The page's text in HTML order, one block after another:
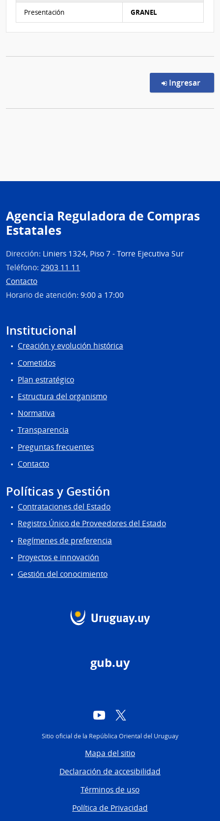
Presentación GRANEL
Ingresar
Agencia Reguladora de Compras
Estatales
Dirección: Liniers 1324, Piso 7 - Torre Ejecutiva Sur
Teléfono: 2903 11 11
Contacto
Horario de atención: 9:00 a 17:00
Institucional
Creación y evolución histórica
Cometidos
Plan estratégico
Estructura del organismo
Normativa
Transparencia
Preguntas frecuentes
Contacto
Políticas y Gestión
Contrataciones del Estado
Registro Único de Proveedores del Estado
Regímenes de preferencia
Proyectos e innovación
Gestión del conocimiento
gub.uy
YouTube
Sitio oficial de la República Oriental del Uruguay
Mapa del sitio
Declaración de accesibilidad
Términos de uso
Política de Privacidad